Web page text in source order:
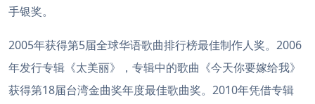
手银奖。
2005年获得第5届全球华语歌曲排行榜最佳制作人奖。2006
年发行专辑《太美丽》，专辑中的歌曲《今天你要嫁给我》
获得第18届台湾金曲奖年度最佳歌曲奖。2010年凭借专辑